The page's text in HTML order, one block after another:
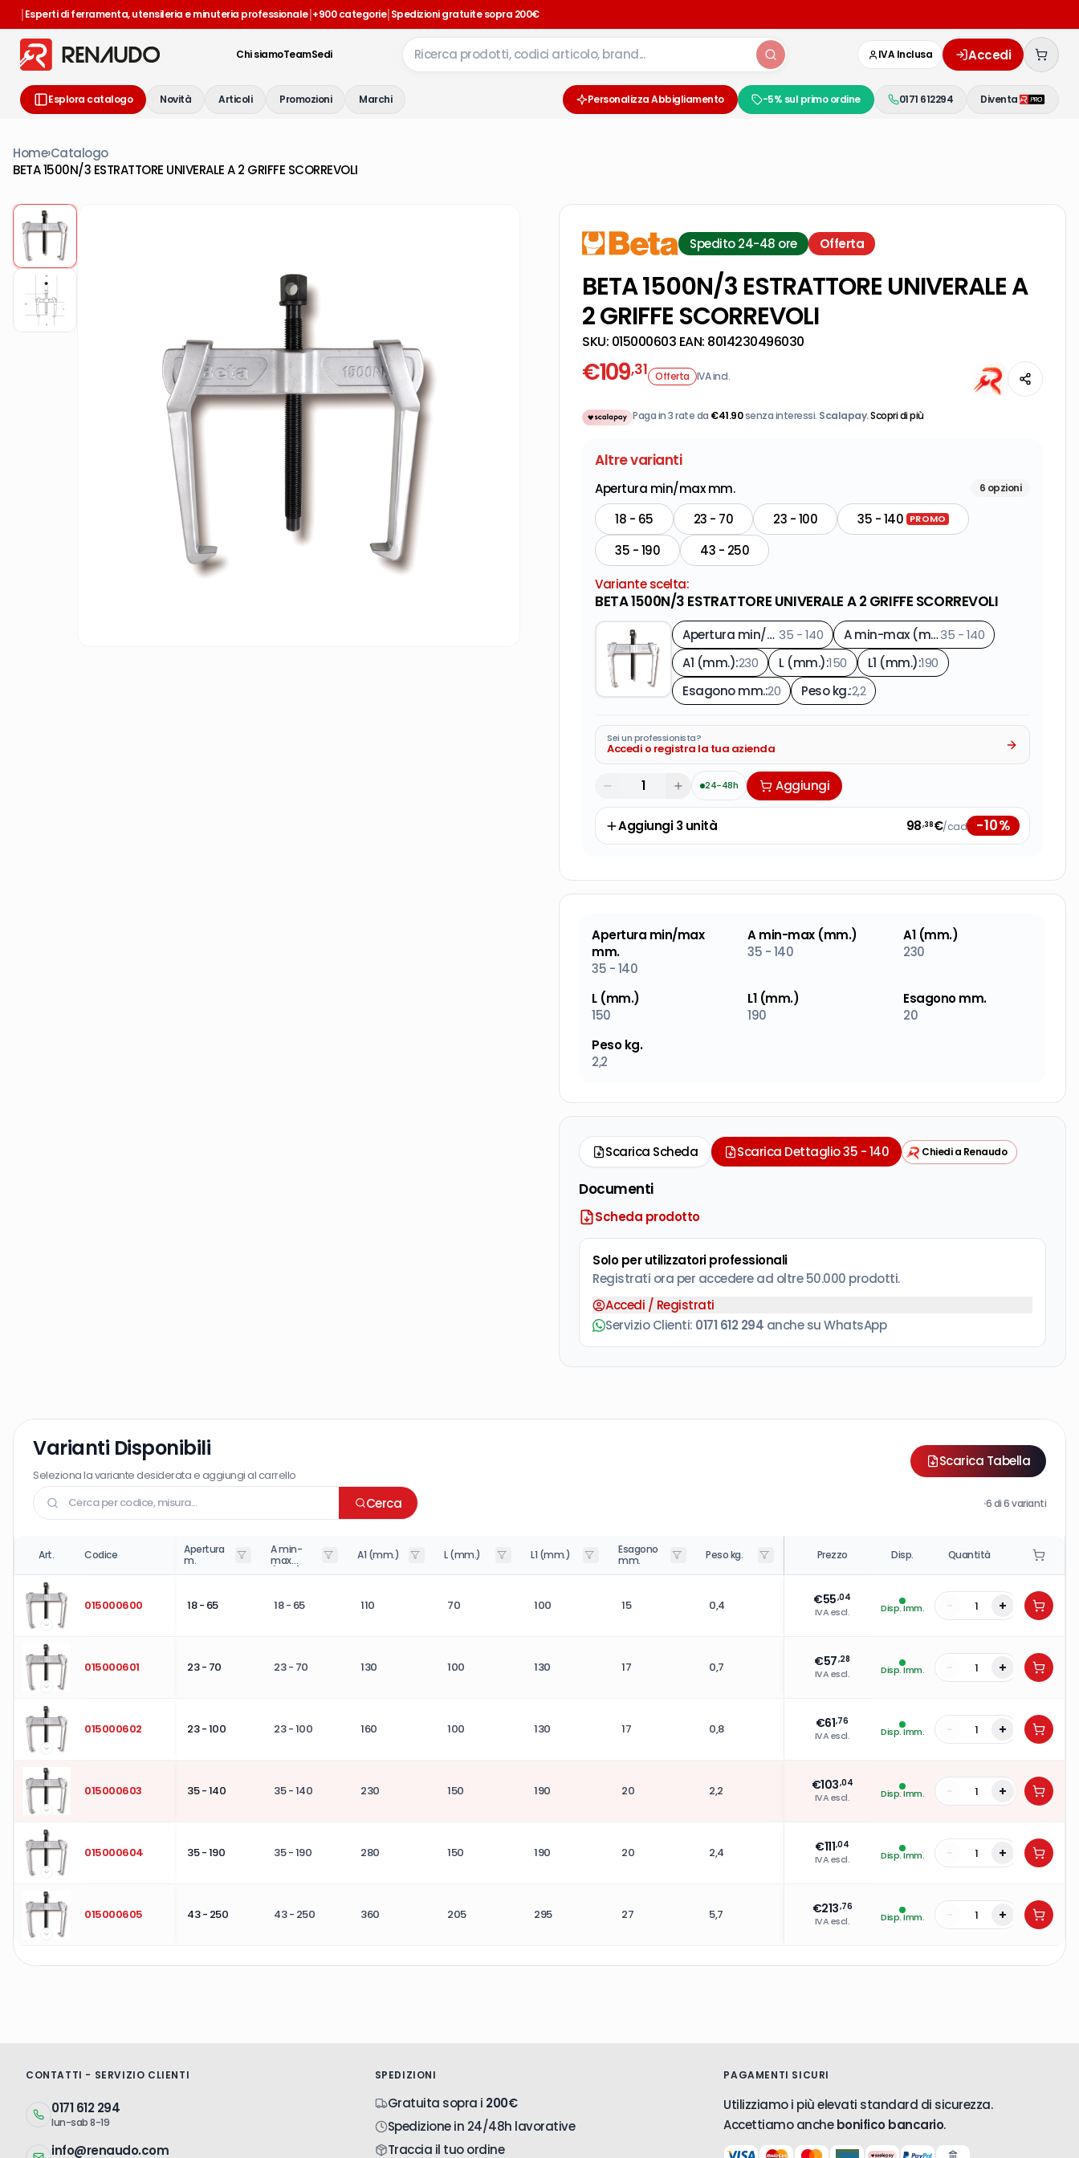
|Esperti di ferramenta, utensileria e minuteria professionale|+900 categorie|Spedizioni gratuite sopra 200€
Chi siamoTeamSedi IVA Inclusa Accedi
Esplora catalogo Novità Articoli Promozioni Marchi Personalizza Abbigliamento -5% sul primo ordine 0171 612294 Diventa
Home›Catalogo
BETA 1500N/3 ESTRATTORE UNIVERALE A 2 GRIFFE SCORREVOLI
Spedito 24-48 ore Offerta
BETA 1500N/3 ESTRATTORE UNIVERALE A
2 GRIFFE SCORREVOLI
SKU: 015000603 EAN: 8014230496030
€109,31 Offerta IVA incl.
Paga in 3 rate da €41.90senza interessi. Scalapay.Scopri di più
Altre varianti
Apertura min/max mm. 6 opzioni
18 - 65 23 - 70 23 - 100 35 - 140 PROMO
35 - 190
43 - 250
Variante scelta:
BETA 1500N/3 ESTRATTORE UNIVERALE A 2 GRIFFE SCORREVOLI
Apertura min/max mm. :
35 - 140 A min-max (mm.) :
35 - 140
A1 (mm.):230 L (mm.):150 L1 (mm.):190
Esagono mm.:20 Peso kg.:2,2
Sei un professionista?
Accedi o registra la tua azienda
24-48h Aggiungi
Aggiungi3unità 98,38€/cad -10%
Apertura min/max
mm.
35 - 140
A min-max (mm.)
35 - 140
A1 (mm.)
230
L (mm.)
150
L1 (mm.)
190
Esagono mm.
20
Peso kg.
2,2
Scarica Scheda Scarica Dettaglio 35 - 140 Chiedi a Renaudo
Documenti
Scheda prodotto
Solo per utilizzatori professionali
Registrati ora per accedere ad oltre 50.000 prodotti.
Accedi / Registrati
Servizio Clienti: 0171 612 294 anche su WhatsApp
Varianti Disponibili
Seleziona la variante desiderata e aggiungi al carrello
Scarica Tabella
Cerca ·6di6varianti
Art. Codice
Apertura
m.
A min-
max
A1 (mm.) L (mm.) L1 (mm.)
Esagono
mm.
Peso kg. Prezzo Disp. Quantità
015000600 18 - 65 18 - 65 110 70 100 15 0,4 €55,04
IVA escl. Disp. Imm. - +
015000601 23 - 70 23 - 70 130 100 130 17 0,7 €57,28
IVA escl. Disp. Imm. - +
015000602 23 - 100 23 - 100 160 100 130 17 0,8 €61,76
IVA escl. Disp. Imm. - +
015000603 35 - 140 35 - 140 230 150 190 20 2,2 €103,04
IVA escl. Disp. Imm. - +
015000604 35 - 190 35 - 190 280 150 190 20 2,4 €111,04
IVA escl. Disp. Imm. - +
015000605 43 - 250 43 - 250 360 205 295 27 5,7 €213,76
IVA escl. Disp. Imm. - +
CONTATTI - SERVIZIO CLIENTI
0171 612 294
lun-sab 8-19
info@renaudo.com
SPEDIZIONI
Gratuita sopra i 200€
Spedizione in 24/48h lavorative
Traccia il tuo ordine
PAGAMENTI SICURI
Utilizziamo i più elevati standard di sicurezza.
Accettiamo anchebonifico bancario.